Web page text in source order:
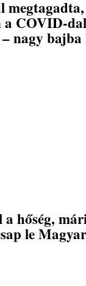
a COVID-
nagy
hőség,
le